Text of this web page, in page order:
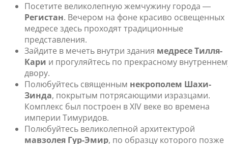
Посетите великолепную жемчужину города ―
Регистан. Вечером на фоне красиво освещенных
медресе здесь проходят традиционные
представления.
Зайдите в мечеть внутри здания медресе Тилля-
Кари и прогуляйтесь по прекрасному
двору.
Полюбуйтесь священным некрополем Шахи-
Зинда, покрытым потрясающими изразцами.
Комплекс был построен в XIV веке во времена
империи Тимуридов.
Полюбуйтесь великолепной архитектурой
мавзолея Гур-Эмир, по образцу которого позже